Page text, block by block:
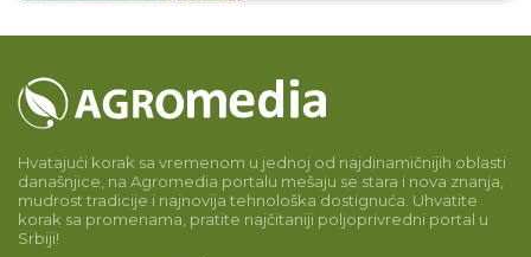
Hvatajući korak sa vremenom u jednoj od najdinamičnijih oblasti
današnjice, na Agromedia portalu mešaju se stara i nova znanja,
mudrost tradicije i najnovija tehnološka dostignuća. Uhvatite
korak sa promenama, pratite najčitaniji poljoprivredni portal u
Srbiji!